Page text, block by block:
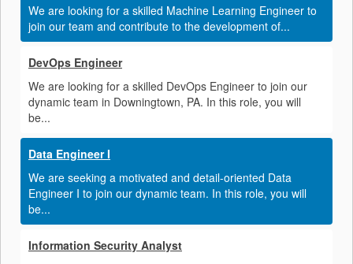
We are looking for a skilled Machine Learning Engineer to
join our team and contribute to the development of...
DevOps Engineer
We are looking for a skilled DevOps Engineer to join our
dynamic team in Downingtown, PA. In this role, you will
be...
Data Engineer I
We are seeking a motivated and detail-oriented Data
Engineer I to join our dynamic team. In this role, you will
be...
Information Security Analyst